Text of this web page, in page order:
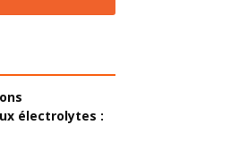
électrolytes :